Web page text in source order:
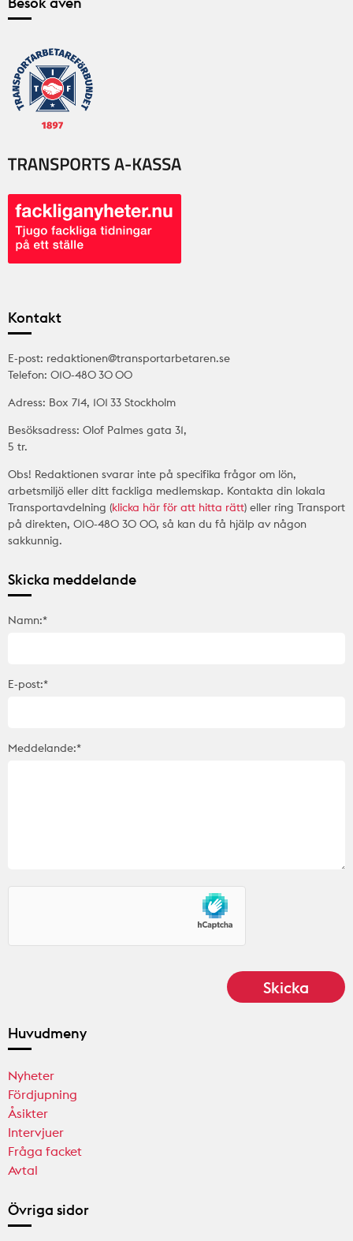
Kontakt
E-post: redaktionen@transportarbetaren.se
Telefon: 010-480 30 00
Adress: Box 714, 101 33 Stockholm
Besöksadress: Olof Palmes gata 31,
5 tr.
Obs! Redaktionen svarar inte på specifika frågor om lön,
arbetsmiljö eller ditt fackliga medlemskap. Kontakta din lokala
Transportavdelning (klicka här för att hitta rätt) eller ring Transport
på direkten, 010-480 30 00, så kan du få hjälp av någon
sakkunnig.
Skicka meddelande
Namn:*
E-post:*
Meddelande:*
Huvudmeny
Nyheter
Fördjupning
Åsikter
Intervjuer
Fråga facket
Avtal
Övriga sidor